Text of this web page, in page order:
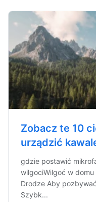
Zobacz te 10
urządzić
gdzie postawić
wilgociWilgoć w domu
Drodze Aby
Szybk...